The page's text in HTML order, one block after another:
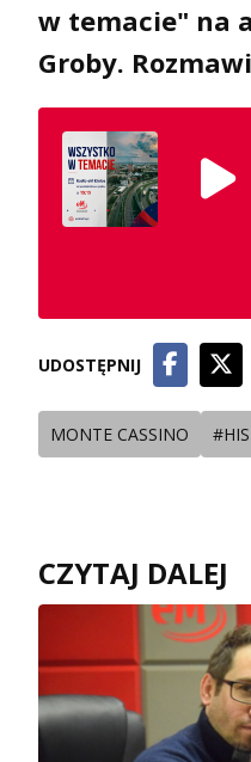
w temacie" na
Groby.
UDOSTĘPNIJ
MONTE CASSINO
CZYTAJ DALEJ